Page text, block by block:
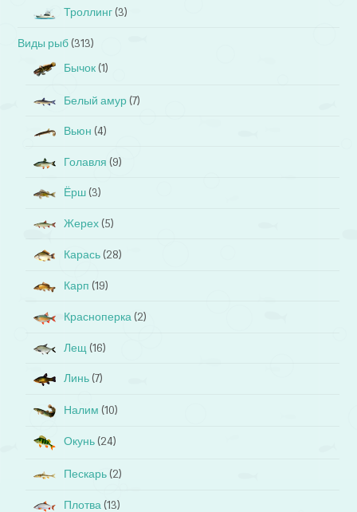
Троллинг (3)
Виды рыб (313)
Бычок (1)
Белый амур (7)
Вьюн (4)
Голавля (9)
Ёрш (3)
Жерех (5)
Карась (28)
Карп (19)
Красноперка (2)
Лещ (16)
Линь (7)
Налим (10)
Окунь (24)
Пескарь (2)
Плотва (13)